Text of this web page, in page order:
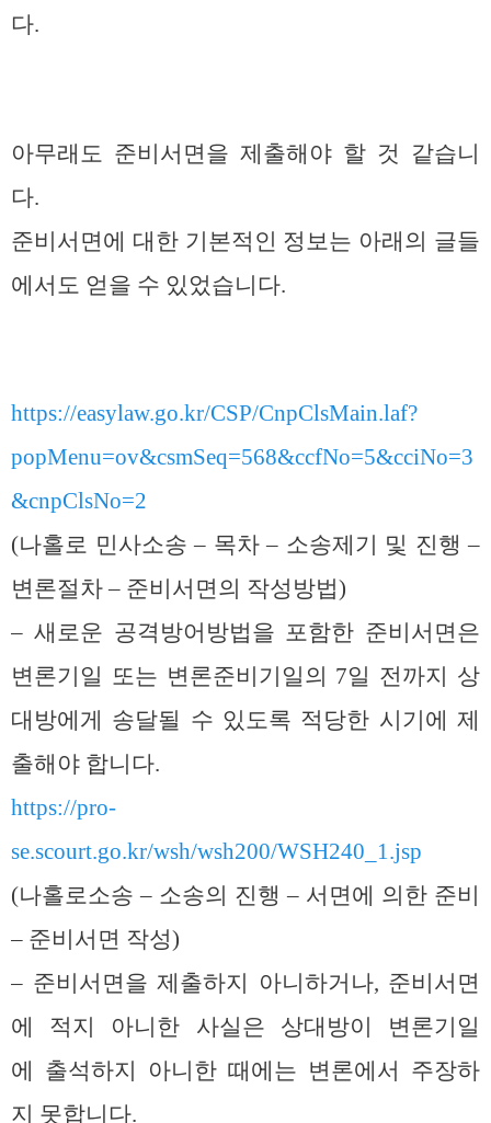
다.
아무래도 준비서면을 제출해야 할 것 같습니
다.
준비서면에 대한 기본적인 정보는 아래의 글들
에서도 얻을 수 있었습니다.
https://easylaw.go.kr/CSP/CnpClsMain.laf?
popMenu=ov&csmSeq=568&ccfNo=5&cciNo=3
&cnpClsNo=2
(나홀로 민사소송 – 목차 – 소송제기 및 진행 –
변론절차 – 준비서면의 작성방법)
– 새로운 공격방어방법을 포함한 준비서면은
변론기일 또는 변론준비기일의 7일 전까지 상
대방에게 송달될 수 있도록 적당한 시기에 제
출해야 합니다.
https://pro-
se.scourt.go.kr/wsh/wsh200/WSH240_1.jsp
(나홀로소송 – 소송의 진행 – 서면에 의한 준비
– 준비서면 작성)
– 준비서면을 제출하지 아니하거나, 준비서면
에 적지 아니한 사실은 상대방이 변론기일
에 출석하지 아니한 때에는 변론에서 주장하
지 못합니다.